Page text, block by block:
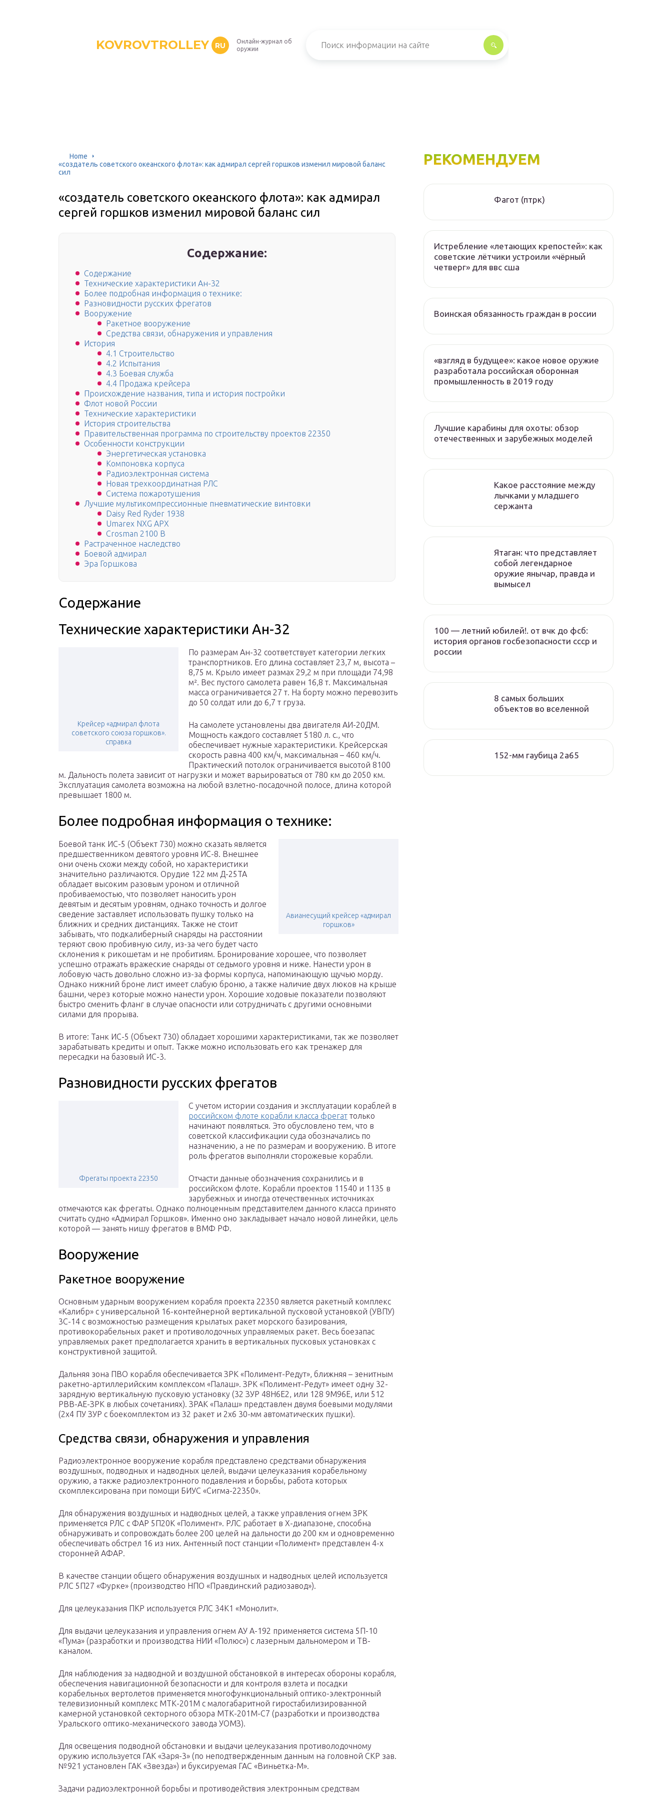
KOVROVTROLLEY RU
Онлайн-журнал об
оружии
Home
«создатель советского океанского флота»: как адмирал сергей горшков изменил мировой баланс
сил
«создатель советского океанского флота»: как адмирал
сергей горшков изменил мировой баланс сил
Содержание:
Содержание
Технические характеристики Ан-32
Более подробная информация о технике:
Разновидности русских фрегатов
Вооружение
Ракетное вооружение
Средства связи, обнаружения и управления
История
4.1 Строительство
4.2 Испытания
4.3 Боевая служба
4.4 Продажа крейсера
Происхождение названия, типа и история постройки
Флот новой России
Технические характеристики
История строительства
Правительственная программа по строительству проектов 22350
Особенности конструкции
Энергетическая установка
Компоновка корпуса
Радиоэлектронная система
Новая трехкоординатная РЛС
Система пожаротушения
Лучшие мультикомпрессионные пневматические винтовки
Daisy Red Ryder 1938
Umarex NXG APX
Crosman 2100 B
Растраченное наследство
Боевой адмирал
Эра Горшкова
Содержание
Технические характеристики Ан-32
Крейсер «адмирал флота
советского союза горшков».
справка
По размерам Ан-32 соответствует категории легких
транспортников. Его длина составляет 23,7 м, высота –
8,75 м. Крыло имеет размах 29,2 м при площади 74,98
м². Вес пустого самолета равен 16,8 т. Максимальная
масса ограничивается 27 т. На борту можно перевозить
до 50 солдат или до 6,7 т груза.
На самолете установлены два двигателя АИ-20ДМ.
Мощность каждого составляет 5180 л. с., что
обеспечивает нужные характеристики. Крейсерская
скорость равна 400 км/ч, максимальная – 460 км/ч.
Практический потолок ограничивается высотой 8100
м. Дальность полета зависит от нагрузки и может варьироваться от 780 км до 2050 км.
Эксплуатация самолета возможна на любой взлетно-посадочной полосе, длина которой
превышает 1800 м.
Более подробная информация о технике:
Авианесущий крейсер «адмирал
горшков»
Боевой танк ИС-5 (Объект 730) можно сказать является
предшественником девятого уровня ИС-8. Внешнее
они очень схожи между собой, но характеристики
значительно различаются. Орудие 122 мм Д-25ТА
обладает высоким разовым уроном и отличной
пробиваемостью, что позволяет наносить урон
девятым и десятым уровням, однако точность и долгое
сведение заставляет использовать пушку только на
ближних и средних дистанциях. Также не стоит
забывать, что подкалиберный снаряды на расстоянии
теряют свою пробивную силу, из-за чего будет часто
склонения к рикошетам и не пробитиям. Бронирование хорошее, что позволяет
успешно отражать вражеские снаряды от седьмого уровня и ниже. Нанести урон в
лобовую часть довольно сложно из-за формы корпуса, напоминающую щучью морду.
Однако нижний броне лист имеет слабую броню, а также наличие двух люков на крыше
башни, через которые можно нанести урон. Хорошие ходовые показатели позволяют
быстро сменить фланг в случае опасности или сотрудничать с другими основными
силами для прорыва.
В итоге: Танк ИС-5 (Объект 730) обладает хорошими характеристиками, так же позволяет
зарабатывать кредиты и опыт. Также можно использовать его как тренажер для
пересадки на базовый ИС-3.
Разновидности русских фрегатов
Фрегаты проекта 22350
С учетом истории создания и эксплуатации кораблей в
российском флоте корабли класса фрегат только
начинают появляться. Это обусловлено тем, что в
советской классификации суда обозначались по
назначению, а не по размерам и вооружению. В итоге
роль фрегатов выполняли сторожевые корабли.
Отчасти данные обозначения сохранились и в
российском флоте. Корабли проектов 11540 и 1135 в
зарубежных и иногда отечественных источниках
отмечаются как фрегаты. Однако полноценным представителем данного класса принято
считать судно «Адмирал Горшков». Именно оно закладывает начало новой линейки, цель
которой — занять нишу фрегатов в ВМФ РФ.
Вооружение
Ракетное вооружение
Основным ударным вооружением корабля проекта 22350 является ракетный комплекс
«Калибр» с универсальной 16-контейнерной вертикальной пусковой установкой (УВПУ)
3С-14 с возможностью размещения крылатых ракет морского базирования,
противокорабельных ракет и противолодочных управляемых ракет. Весь боезапас
управляемых ракет предполагается хранить в вертикальных пусковых установках с
конструктивной защитой.
Дальняя зона ПВО корабля обеспечивается ЗРК «Полимент-Редут», ближняя – зенитным
ракетно-артиллерийским комплексом «Палаш». ЗРК «Полимент-Редут» имеет одну 32-
зарядную вертикальную пусковую установку (32 ЗУР 48Н6Е2, или 128 9М96Е, или 512
РВВ-АЕ-ЗРК в любых сочетаниях). ЗРАК «Палаш» представлен двумя боевыми модулями
(2х4 ПУ ЗУР с боекомплектом из 32 ракет и 2х6 30-мм автоматических пушки).
Средства связи, обнаружения и управления
Радиоэлектронное вооружение корабля представлено средствами обнаружения
воздушных, подводных и надводных целей, выдачи целеуказания корабельному
оружию, а также радиоэлектронного подавления и борьбы, работа которых
скомплексирована при помощи БИУС «Сигма-22350».
Для обнаружения воздушных и надводных целей, а также управления огнем ЗРК
применяется РЛС с ФАР 5П20К «Полимент». РЛС работает в Х-диапазоне, способна
обнаруживать и сопровождать более 200 целей на дальности до 200 км и одновременно
обеспечивать обстрел 16 из них. Антенный пост станции «Полимент» представлен 4-х
сторонней АФАР.
В качестве станции общего обнаружения воздушных и надводных целей используется
РЛС 5П27 «Фурке» (производство НПО «Правдинский радиозавод»).
Для целеуказания ПКР используется РЛС 34К1 «Монолит».
Для выдачи целеуказания и управления огнем АУ А-192 применяется система 5П-10
«Пума» (разработки и производства НИИ «Полюс») с лазерным дальномером и ТВ-
каналом.
Для наблюдения за надводной и воздушной обстановкой в интересах обороны корабля,
обеспечения навигационной безопасности и для контроля взлета и посадки
корабельных вертолетов применяется многофункциональный оптико-электронный
телевизионный комплекс МТК-201М с малогабаритной гиростабилизированной
камерной установкой секторного обзора МТК-201М-С7 (разработки и производства
Уральского оптико-механического завода УОМЗ).
Для освещения подводной обстановки и выдачи целеуказания противолодочному
оружию используется ГАК «Заря-3» (по неподтвержденным данным на головной СКР зав.
№921 установлен ГАК «Звезда») и буксируемая ГАС «Виньетка-М».
Задачи радиоэлектронной борьбы и противодействия электронным средствам
РЕКОМЕНДУЕМ
Фагот (птрк)
Истребление «летающих крепостей»: как
советские лётчики устроили «чёрный
четверг» для ввс сша
Воинская обязанность граждан в россии
«взгляд в будущее»: какое новое оружие
разработала российская оборонная
промышленность в 2019 году
Лучшие карабины для охоты: обзор
отечественных и зарубежных моделей
Какое расстояние между
лычками у младшего
сержанта
Ятаган: что представляет
собой легендарное
оружие янычар, правда и
вымысел
100 — летний юбилей!. от вчк до фсб:
история органов госбезопасности ссср и
россии
8 самых больших
объектов во вселенной
152-мм гаубица 2а65